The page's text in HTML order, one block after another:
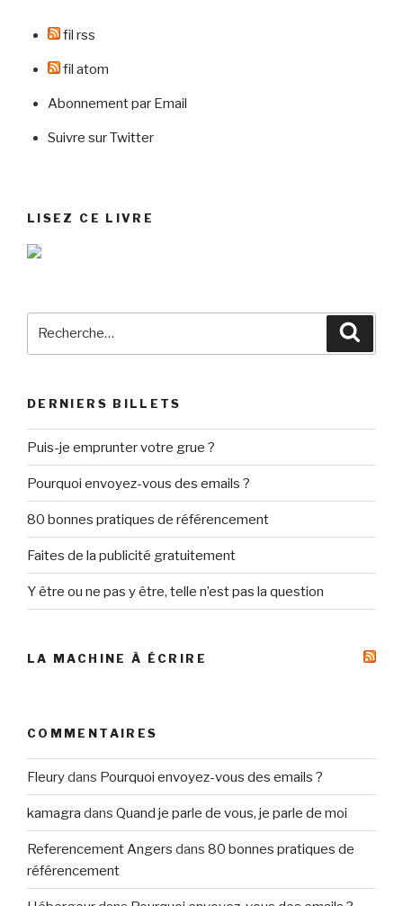
fil rss
fil atom
Abonnement par Email
Suivre sur Twitter
LISEZ CE LIVRE
DERNIERS BILLETS
Puis-je emprunter votre grue ?
Pourquoi envoyez-vous des emails ?
80 bonnes pratiques de référencement
Faites de la publicité gratuitement
Y être ou ne pas y être, telle n’est pas la question
LA MACHINE À ÉCRIRE
COMMENTAIRES
Fleurydans Pourquoi envoyez-vous des emails ?
kamagra dans Quand je parle de vous, je parle de moi
Referencement Angers dans 80 bonnes pratiques de
référencement